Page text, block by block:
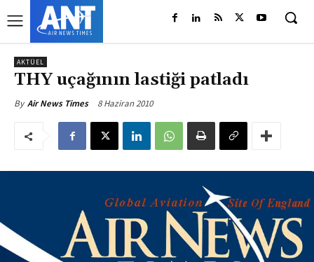
AKTÜEL
THY uçağının lastiği patladı
By Air News Times 8 Haziran 2010